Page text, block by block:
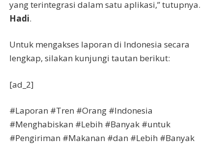
yang terintegrasi dalam satu aplikasi,” tutupnya.
Hadi.
Untuk mengakses laporan di Indonesia secara
lengkap, silakan kunjungi tautan berikut:
[ad_2]
#Laporan #Tren #Orang #Indonesia
#Menghabiskan #Lebih #Banyak #untuk
#Pengiriman #Makanan #dan #Lebih #Banyak